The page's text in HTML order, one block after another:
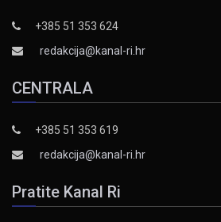
+385 51 353 624
redakcija@kanal-ri.hr
CENTRALA
+385 51 353 619
redakcija@kanal-ri.hr
Pratite Kanal Ri